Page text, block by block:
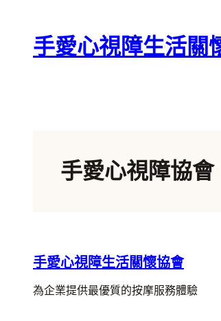
手愛心視障生活關
手愛心視障協會
手愛心視障生活關懷協會
為企業提供最優質的按摩服務體驗